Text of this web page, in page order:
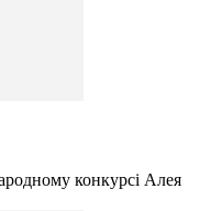
конкурсі Алея